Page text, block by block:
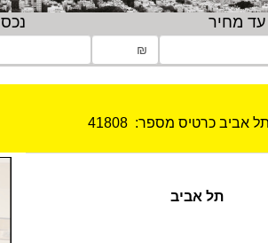
עד מחיר נכס
כרטיס מספר: 41808
תל אביב